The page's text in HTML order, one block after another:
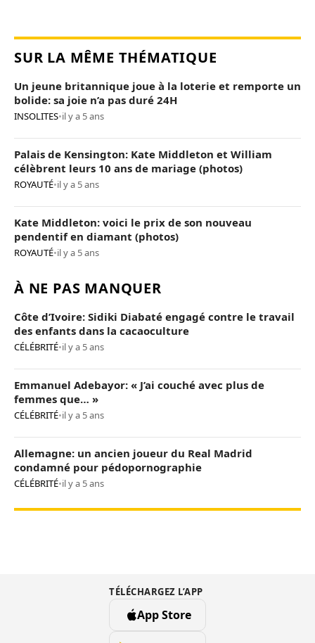
SUR LA MÊME THÉMATIQUE
Un jeune britannique joue à la loterie et remporte un
bolide: sa joie n’a pas duré 24H
INSOLITES•il y a 5 ans
Palais de Kensington: Kate Middleton et William
célèbrent leurs 10 ans de mariage (photos)
ROYAUTÉ•il y a 5 ans
Kate Middleton: voici le prix de son nouveau
pendentif en diamant (photos)
ROYAUTÉ•il y a 5 ans
À NE PAS MANQUER
Côte d’Ivoire: Sidiki Diabaté engagé contre le travail
des enfants dans la cacaoculture
CÉLÉBRITÉ•il y a 5 ans
Emmanuel Adebayor: « J’ai couché avec plus de
femmes que… »
CÉLÉBRITÉ•il y a 5 ans
Allemagne: un ancien joueur du Real Madrid
condamné pour pédopornographie
CÉLÉBRITÉ•il y a 5 ans
TÉLÉCHARGEZ L’APP
App Store